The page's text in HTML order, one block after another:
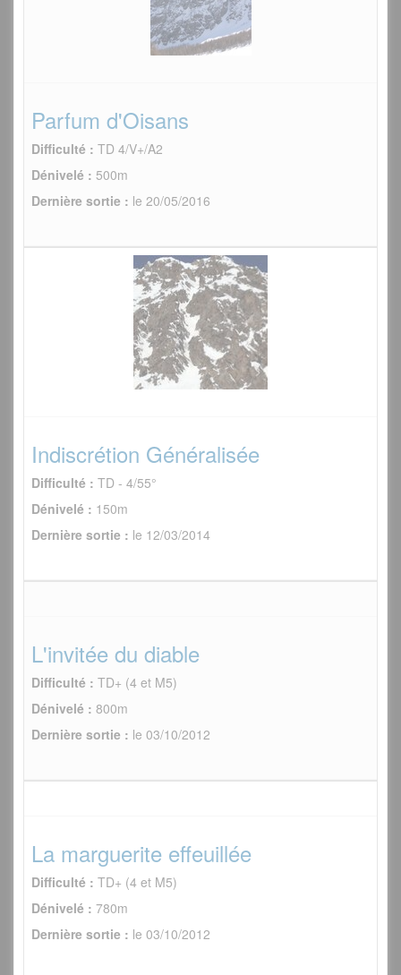
Parfum d'Oisans
Difficulté : TD 4/V+/A2
Dénivelé : 500m
Dernière sortie : le 20/05/2016
Indiscrétion Généralisée
Difficulté : TD - 4/55°
Dénivelé : 150m
Dernière sortie : le 12/03/2014
L'invitée du diable
Difficulté : TD+ (4 et M5)
Dénivelé : 800m
Dernière sortie : le 03/10/2012
La marguerite effeuillée
Difficulté : TD+ (4 et M5)
Dénivelé : 780m
Dernière sortie : le 03/10/2012